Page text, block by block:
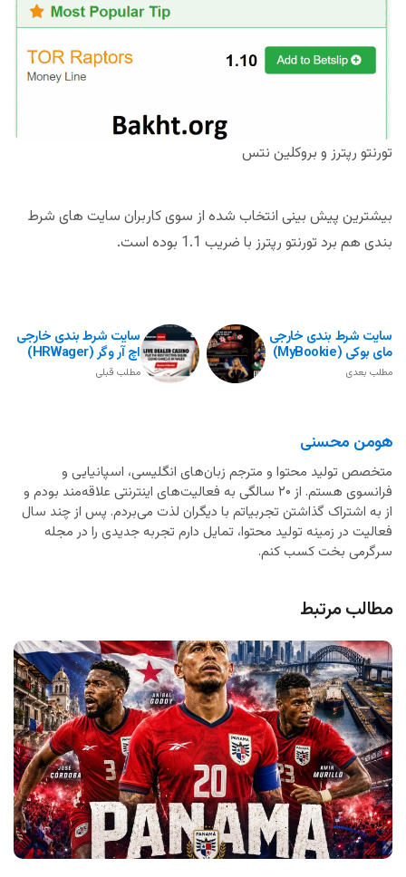
تورنتو رپترز و بروکلین نتس
بیشترین پیش بینی انتخاب شده از سوی کاربران سایت های شرط
بندی هم برد تورنتو رپترز با ضریب 1.1 بوده است.
سایت شرط بندی خارجی
اچ آر وگر (HRWager)
مطلب قبلی
سایت شرط بندی خارجی
مای بوکی (MyBookie)
مطلب بعدی
هومن محسنی
متخصص تولید محتوا و مترجم زبان‌های انگلیسی، اسپانیایی و
فرانسوی هستم. از ۲۰ سالگی به فعالیت‌های اینترنتی علاقه‌مند بودم و
از به اشتراک گذاشتن تجربیاتم با دیگران لذت می‌بردم. پس از چند سال
فعالیت در زمینه تولید محتوا، تمایل دارم تجربه جدیدی را در مجله
سرگرمی بخت کسب کنم.
مطالب مرتبط